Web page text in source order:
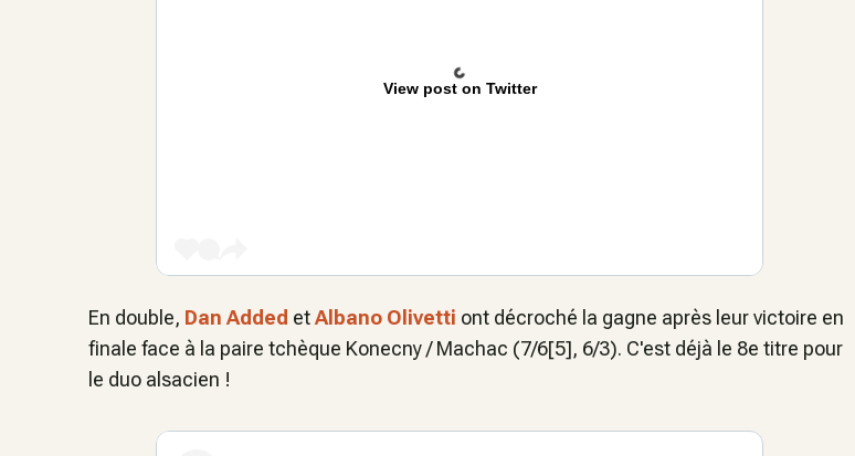
View post on Twitter
En double, Dan Added etAlbano Olivetti ont décroché la gagne après leur victoire en
finale face à la paire tchèque Konecny / Machac (7/6[5], 6/3). C'est déjà le 8e titre pour
le duo alsacien !